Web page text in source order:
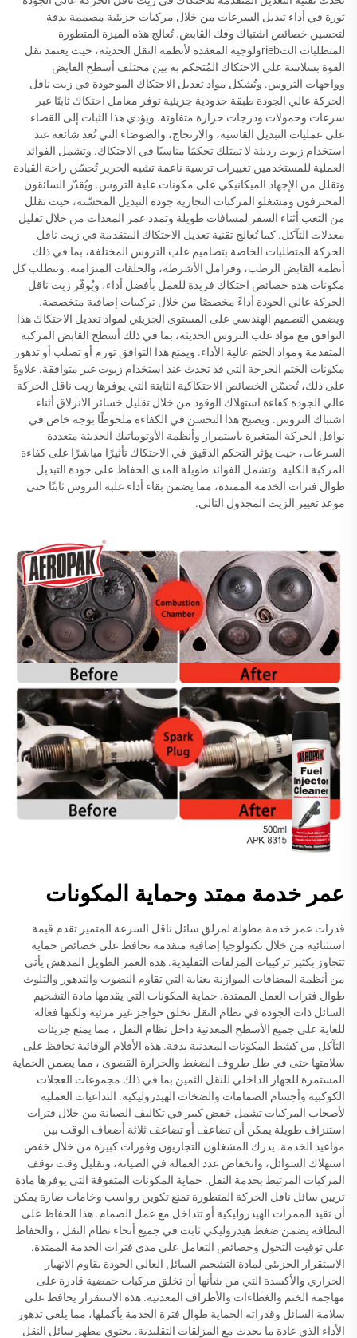
ثورة في أداء تبديل السرعات من خلال مركبات جزيئية مصممة بدقة
لتحسين خصائص اشتباك وفك القابض. تُعالج هذه الميزة المتطورة
المتطلبات التriebولوجية المعقدة لأنظمة النقل الحديثة، حيث يعتمد نقل
القوة بسلاسة على الاحتكاك المُتحكم به بين مختلف أسطح القابض
وواجهات التروس. وتُشكل مواد تعديل الاحتكاك الموجودة في زيت ناقل
الحركة عالي الجودة طبقة حدودية جزيئية توفر معامل احتكاك ثابتًا عبر
سرعات وحمولات ودرجات حرارة متفاوتة. ويؤدي هذا الثبات إلى القضاء
على عمليات التبديل القاسية، والارتجاج، والضوضاء التي تُعد شائعة عند
استخدام زيوت رديئة لا تمتلك تحكمًا مناسبًا في الاحتكاك. وتشمل الفوائد
العملية للمستخدمين تغييرات ترسية ناعمة تشبه الحرير تُحسّن راحة القيادة
وتقلل من الإجهاد الميكانيكي على مكونات علبة التروس. ويُقدّر السائقون
المحترفون ومشغلو المركبات التجارية جودة التبديل المحسّنة، حيث تقلل
من التعب أثناء السفر لمسافات طويلة وتمدد عمر المعدات من خلال تقليل
معدلات التآكل. كما تُعالج تقنية تعديل الاحتكاك المتقدمة في زيت ناقل
الحركة المتطلبات الخاصة بتصاميم علب التروس المختلفة، بما في ذلك
أنظمة القابض الرطب، وفرامل الأشرطة، والحلقات المتزامنة. وتتطلب كل
مكونات هذه خصائص احتكاك فريدة للعمل بأفضل أداء، ويُوفّر زيت ناقل
الحركة عالي الجودة أداءً مخصصًا من خلال تركيبات إضافية متخصصة.
ويضمن التصميم الهندسي على المستوى الجزيئي لمواد تعديل الاحتكاك هذا
التوافق مع مواد علب التروس الحديثة، بما في ذلك أسطح القابض المركبة
المتقدمة ومواد الختم عالية الأداء. ويمنع هذا التوافق تورم أو تصلب أو تدهور
مكونات الختم الحرجة التي قد تحدث عند استخدام زيوت غير متوافقة. علاوةً
على ذلك، تُحسّن الخصائص الاحتكاكية الثابتة التي يوفرها زيت ناقل الحركة
عالي الجودة كفاءة استهلاك الوقود من خلال تقليل خسائر الانزلاق أثناء
اشتباك التروس. ويصبح هذا التحسن في الكفاءة ملحوظًا بوجه خاص في
نواقل الحركة المتغيرة باستمرار وأنظمة الأوتوماتيك الحديثة متعددة
السرعات، حيث يؤثر التحكم الدقيق في الاحتكاك تأثيرًا مباشرًا على كفاءة
المركبة الكلية. وتشمل الفوائد طويلة المدى الحفاظ على جودة التبديل
طوال فترات الخدمة الممتدة، مما يضمن بقاء أداء علبة التروس ثابتًا حتى
موعد تغيير الزيت المجدول التالي.
عمر خدمة ممتد وحماية المكونات
قدرات عمر خدمة مطولة لمزلق سائل ناقل السرعة المتميز تقدم قيمة
استثنائية من خلال تكنولوجيا إضافية متقدمة تحافظ على خصائص حماية
تتجاوز بكثير تركيبات المزلقات التقليدية. هذه العمر الطويل المدهش يأتي
من أنظمة المضافات الموازنة بعناية التي تقاوم النضوب والتدهور والتلوث
طوال فترات العمل الممتدة. حماية المكونات التي يقدمها مادة التشحيم
السائل ذات الجودة في نظام النقل تخلق حواجز غير مرئية ولكنها فعالة
للغاية على جميع الأسطح المعدنية داخل نظام النقل ، مما يمنع جزيئات
التآكل من كشط المكونات المعدنية بدقة. هذه الأفلام الوقائية تحافظ على
سلامتها حتى في ظل ظروف الضغط والحرارة القصوى ، مما يضمن الحماية
المستمرة للجهاز الداخلي للنقل الثمين بما في ذلك مجموعات العجلات
الكوكبية وأجسام الصمامات والضخات الهيدروليكية. التداعيات العملية
لأصحاب المركبات تشمل خفض كبير في تكاليف الصيانة من خلال فترات
استنزاف طويلة يمكن أن تضاعف أو تضاعف ثلاثة أضعاف الوقت بين
مواعيد الخدمة. يدرك المشغلون التجاريون وفورات كبيرة من خلال خفض
استهلاك السوائل، وانخفاض عدد العمالة في الصيانة، وتقليل وقت توقف
المركبات المرتبط بخدمة النقل. حماية المكونات المتفوقة التي يوفرها مادة
تزيين سائل ناقل الحركة المتطورة تمنع تكوين رواسب وخامات ضارة يمكن
أن تقيد الممرات الهيدروليكية أو تتداخل مع عمل الصمام. هذا الحفاظ على
النظافة يضمن ضغط هيدروليكي ثابت في جميع أنحاء نظام النقل ، والحفاظ
على توقيت التحول وخصائص التعامل على مدى فترات الخدمة الممتدة.
الاستقرار الجزيئي لمادة التشحيم السائل العالي الجودة يقاوم الانهيار
الحراري والأكسدة التي من شأنها أن تخلق مركبات حمضية قادرة على
مهاجمة الختم والغطاءات والأطراف المعدنية. هذه الاستقرار يحافظ على
سلامة السائل وقدراته الحماية طوال فترة الخدمة بأكملها، مما يلغي تدهور
الأداء الذي عادة ما يحدث مع المزلقات التقليدية. يحتوي مطهر سائل النقل